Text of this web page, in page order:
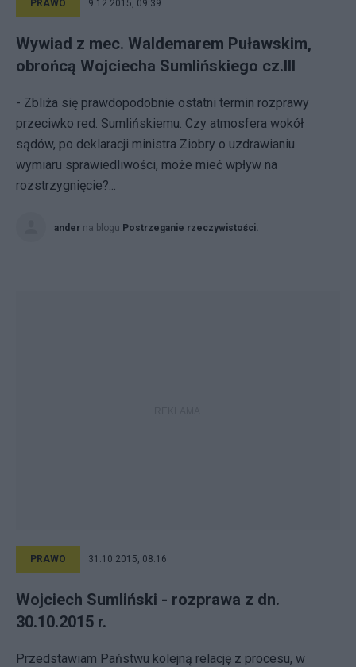
PRAWO 9.12.2015, 09:39
Wywiad z mec. Waldemarem Puławskim,
obrońcą Wojciecha Sumlińskiego cz.III
- Zbliża się prawdopodobnie ostatni termin rozprawy
przeciwko red. Sumlińskiemu. Czy atmosfera wokół
sądów, po deklaracji ministra Ziobry o uzdrawianiu
wymiaru sprawiedliwości, może mieć wpływ na
rozstrzygnięcie?...
ander na blogu Postrzeganie rzeczywistości.
PRAWO 31.10.2015, 08:16
Wojciech Sumliński - rozprawa z dn.
30.10.2015 r.
Przedstawiam Państwu kolejną relację z procesu, w